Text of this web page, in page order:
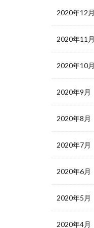
2020年12月
2020年11月
2020年10月
2020年9月
2020年8月
2020年7月
2020年6月
2020年5月
2020年4月